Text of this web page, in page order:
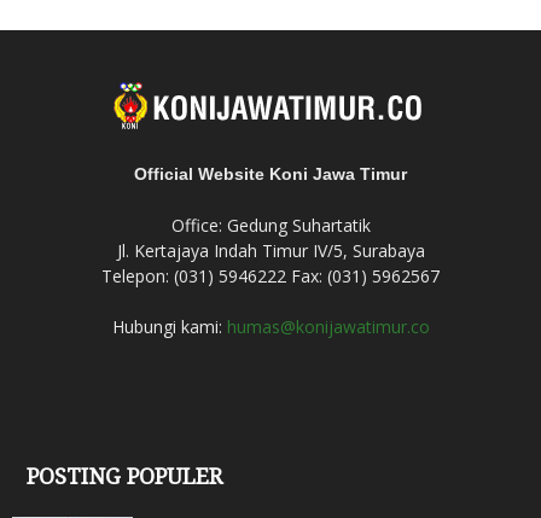
Official Website Koni Jawa Timur
Office: Gedung Suhartatik
Jl. Kertajaya Indah Timur IV/5, Surabaya
Telepon: (031) 5946222 Fax: (031) 5962567
Hubungi kami: humas@konijawatimur.co
POSTING POPULER